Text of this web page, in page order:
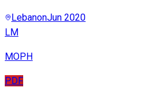
LebanonJun 2020
LM
MOPH
PDF